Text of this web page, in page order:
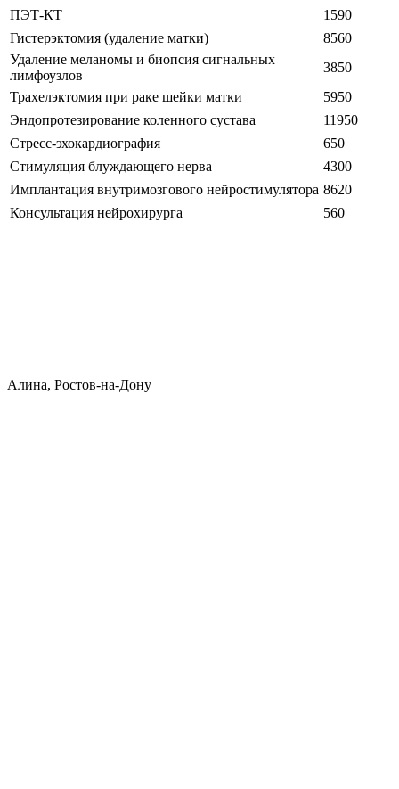
ПЭТ-КТ
1590
Гистерэктомия (удаление матки)
8560
Удаление меланомы и биопсия сигнальных
лимфоузлов
3850
Трахелэктомия при раке шейки матки
5950
Эндопротезирование коленного сустава
11950
Стресс-эхокардиография
650
Стимуляция блуждающего нерва
4300
Имплантация внутримозгового нейростимулятора 8620
Консультация нейрохирурга
560
Алина, Ростов-на-Дону